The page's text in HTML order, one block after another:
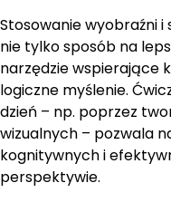
Stosowanie wyobraźni
nie tylko sposób na
narzędzie wspierające
logiczne myślenie.
dzień – np. poprzez
wizualnych – pozwala
kognitywnych i
perspektywie.